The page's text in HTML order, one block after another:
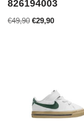
826194003
€49,90 €29,90